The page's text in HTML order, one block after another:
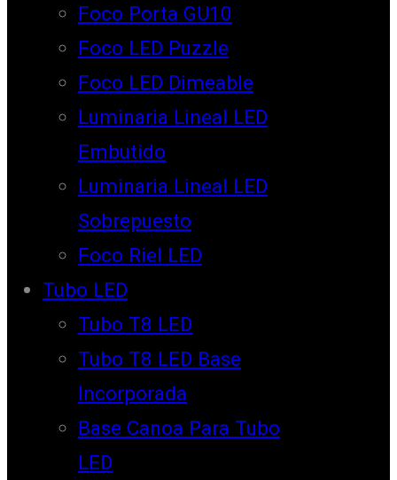
Foco Porta GU10
Foco LED Puzzle
Foco LED Dimeable
Luminaria Lineal LED
Embutido
Luminaria Lineal LED
Sobrepuesto
Foco Riel LED
Tubo LED
Tubo T8 LED
Tubo T8 LED Base
Incorporada
Base Canoa Para Tubo
LED